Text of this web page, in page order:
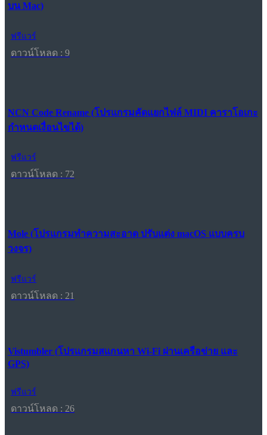
บน Mac)
ฟรีแวร์
ดาวน์โหลด : 9
NCN Code Rename (โปรแกรมคัดแยกไฟล์ MIDI คาราโอเกะ
กำหนดเงื่อนไขได้)
ฟรีแวร์
ดาวน์โหลด : 72
Mole (โปรแกรมทำความสะอาด ปรับแต่ง macOS แบบครบ
วงจร)
ฟรีแวร์
ดาวน์โหลด : 21
Vistumbler (โปรแกรมสแกนหา Wi-Fi ผ่านเครือข่าย และ
GPS)
ฟรีแวร์
ดาวน์โหลด : 26